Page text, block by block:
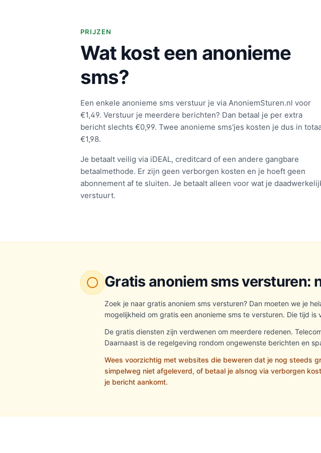
PRIJZEN
Wat kost een anonieme
sms?
Een enkele anonieme sms verstuur je via AnoniemSturen.nl voor
€1,49. Verstuur je meerdere berichten? Dan betaal je per extra
bericht slechts €0,99. Twee anonieme sms'jes kosten je dus in
€1,98.
Je betaalt veilig via iDEAL, creditcard of een andere gangbare
betaalmethode. Er zijn geen verborgen kosten en je hoeft geen
abonnement af te sluiten. Je betaalt alleen voor wat je
verstuurt.
Gratis anoniem sms versturen:
Zoek je naar gratis anoniem sms versturen? Dan moeten we je
mogelijkheid om gratis een anonieme sms te versturen. Die tijd is
De gratis diensten zijn verdwenen om meerdere redenen.
Daarnaast is de regelgeving rondom ongewenste berichten en
Wees voorzichtig met websites die beweren dat je nog steeds
simpelweg niet afgeleverd, of betaal je alsnog via verborgen
je bericht aankomt.